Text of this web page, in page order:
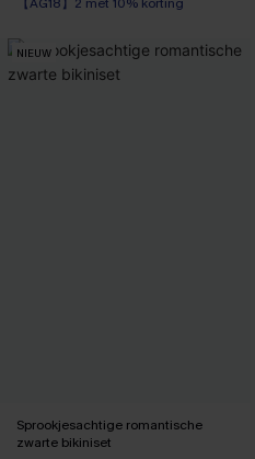
NIEUW
Sprookjesachtige romantische
zwarte bikiniset